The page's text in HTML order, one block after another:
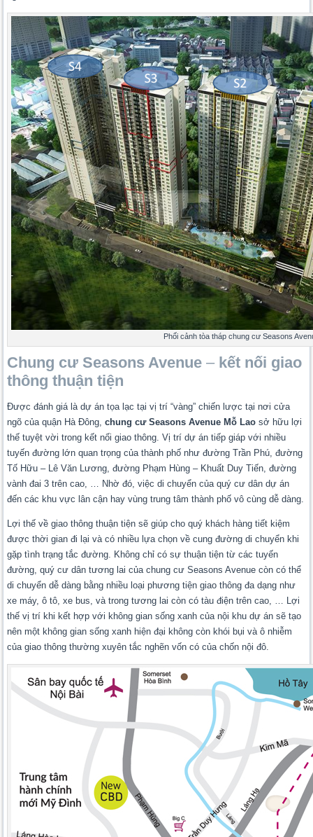
Phối cảnh tòa tháp chung cư Seasons
Chung cư Seasons Avenue – kết nối giao
thông thuận tiện
Được đánh giá là dự án tọa lạc tại vị trí “vàng” chiến lược tại nơi cửa
ngõ của quận Hà Đông,chung cưSeasons Avenue Mỗ Lao sở hữu lợi
thế tuyệt vời trong kết nối giao thông. Vị trí dự án tiếp giáp với nhiều
tuyến đường lớn quan trọng của thành phố như đường Trần Phú, đường
Tố Hữu – Lê Văn Lương, đường Phạm Hùng – Khuất Duy Tiến, đường
vành đai 3 trên cao, … Nhờ đó, việc di chuyển của quý cư dân dự án
đến các khu vực lân cận hay vùng trung tâm thành phố vô cùng dễ dàng.
Lợi thế về giao thông thuận tiện sẽ giúp cho quý khách hàng tiết kiệm
được thời gian đi lại và có nhiều lựa chọn về cung đường di chuyển khi
gặp tình trạng tắc đường. Không chỉ có sự thuận tiện từ các tuyến
đường, quý cư dân tương lai của chung cư Seasons Avenue còn có thể
di chuyển dễ dàng bằng nhiều loại phương tiện giao thông đa dạng như
xe máy, ô tô, xe bus, và trong tương lai còn có tàu điện trên cao, … Lợi
thế vị trí khi kết hợp với không gian sống xanh của nội khu dự án sẽ tạo
nên một không gian sống xanh hiện đại không còn khói bụi và ô nhiễm
của giao thông thường xuyên tắc nghẽn vốn có của chốn nội đô.